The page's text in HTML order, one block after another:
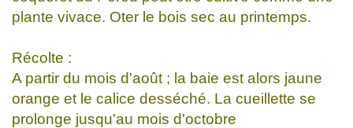
plante vivace. Oter le bois sec au printemps.
Récolte :
A partir du mois d'août ; la baie est alors jaune
orange et le calice desséché. La cueillette se
prolonge jusqu'au mois d'octobre